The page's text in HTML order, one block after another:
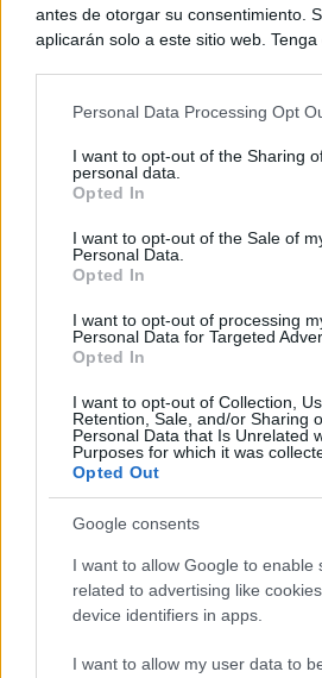
antes de otorgar su consentimiento.
aplicarán solo a este sitio web.
rechazar tal procesamiento. Puede
a este sitio y haciendo clic en el
parte inferior de la página web.
Please note that this website/app
services and may gather and store
not limited to your visit or usage
use your data for below specified
consent section.
Personal Data Processing Opt
I want to opt-out of the Sharing
personal data.
Opted In
I want to opt-out of the Sale of
Personal Data.
Opted In
I want to opt-out of processing
Personal Data for Targeted
Opted In
I want to opt-out of Collection,
Retention, Sale, and/or Sharing
Personal Data that Is Unrelated
Purposes for which it was
Opted Out
Google consents
I want to allow Google to enable
related to advertising like
device identifiers in apps.
I want to allow my user data to
OPINIÓN
TOLEDO
UGT
escuelas
21/04/2026
Últimas noticias
especial en Cuenca para
incendios forestales y velar
la seguridad durante el
sol
07/08/2026
Mancha LEADER impulsa la
igualdad y el desarrollo rural
través del deporte femenino
07/08/2026